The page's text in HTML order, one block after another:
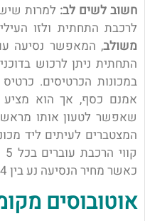
חשוב לשים לב: למרות
לרכבת התחתית ולזו
משולב, המאפשר נסיעה
התחתית ניתן לרכוש
אמנם כסף, אך הוא מציע
שאפשר לטעון אותו מראש
המצטברים לעיתים ליד
כאשר מחיר הנסיעה נע בין 14 ל-70 באט.
אוטובוסים